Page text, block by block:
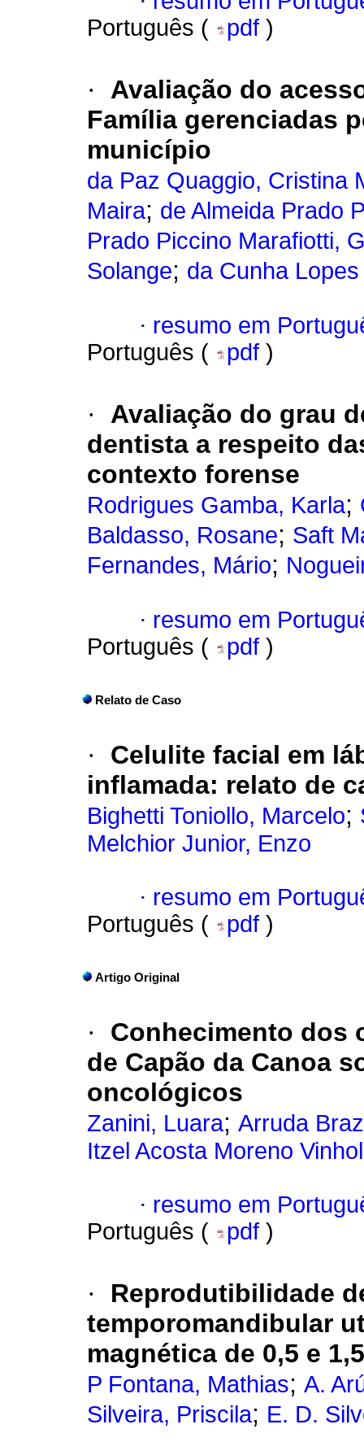
Português (
pdf )
·
Avaliação do
Família gerenciadas
município
da Paz Quaggio, Cristina
Maira; de Almeida Prado
Prado Piccino Marafiotti,
Solange; da Cunha
· resumo em
Português (
pdf )
·
Avaliação do grau
dentista a respeito
contexto forense
Rodrigues Gamba, Karla;
Baldasso, Rosane; Saft
Fernandes, Mário;
· resumo em
Português (
pdf )
Relato de Caso
·
Celulite facial em
inflamada: relato de
Bighetti Toniollo, Marcelo;
Melchior Junior, Enzo
· resumo em
Português (
pdf )
Artigo Original
·
Conhecimento dos
de Capão da Canoa
oncológicos
Zanini, Luara; Arruda
Itzel Acosta Moreno
· resumo em
Português (
pdf )
·
Reprodutibilidade
temporomandibular
magnética de 0,5 e
P Fontana, Mathias; A.
Silveira, Priscila; E. D.